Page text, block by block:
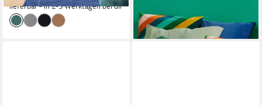
lieferbar - in 2-3 Werktagen bei dir